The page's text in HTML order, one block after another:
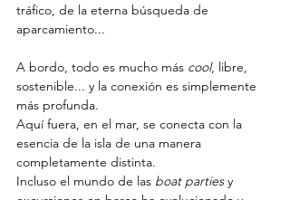
tráfico, de la eterna búsqueda de
aparcamiento...
A bordo, todo es mucho más cool, libre,
sostenible... y la conexión es simplemente
más profunda.
Aquí fuera, en el mar, se conecta con la
esencia de la isla de una manera
completamente distinta.
Incluso el mundo de las boat parties y